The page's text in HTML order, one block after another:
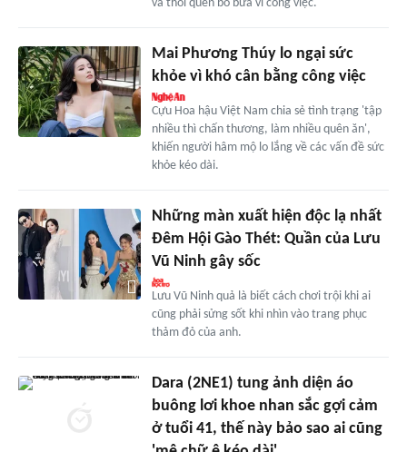
và thói quen bỏ bữa vì công việc.
Mai Phương Thúy lo ngại sức
khỏe vì khó cân bằng công việc
Cựu Hoa hậu Việt Nam chia sẻ tình trạng 'tập
nhiều thì chấn thương, làm nhiều quên ăn',
khiến người hâm mộ lo lắng về các vấn đề sức
khỏe kéo dài.
Những màn xuất hiện độc lạ nhất
Đêm Hội Gào Thét: Quần của Lưu
Vũ Ninh gây sốc
Lưu Vũ Ninh quả là biết cách chơi trội khi ai
cũng phải sửng sốt khi nhìn vào trang phục
thảm đỏ của anh.
Dara (2NE1) tung ảnh diện áo
buông lơi khoe nhan sắc gợi cảm
ở tuổi 41, thế này bảo sao ai cũng